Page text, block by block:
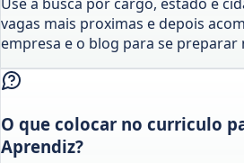
vagas mais proximas e depois
empresa e o blog para se preparar
O que colocar no curriculo
Aprendiz?